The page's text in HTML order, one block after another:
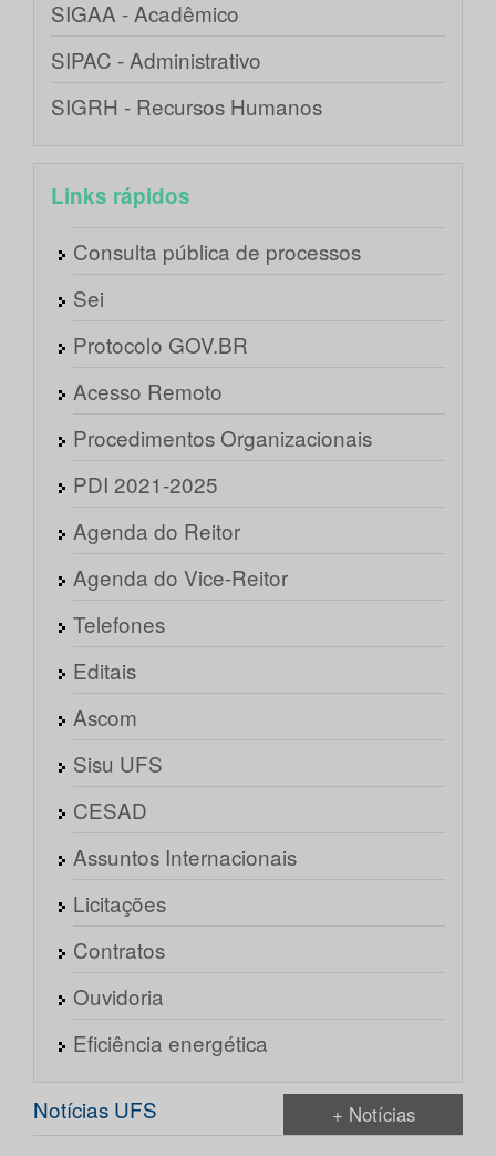
SIGAA - Acadêmico
SIPAC - Administrativo
SIGRH - Recursos Humanos
Links rápidos
Consulta pública de processos
Sei
Protocolo GOV.BR
Acesso Remoto
Procedimentos Organizacionais
PDI 2021-2025
Agenda do Reitor
Agenda do Vice-Reitor
Telefones
Editais
Ascom
Sisu UFS
CESAD
Assuntos Internacionais
Licitações
Contratos
Ouvidoria
Eficiência energética
Notícias UFS + Notícias